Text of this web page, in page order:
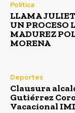
Política
LLAMA
UN PROCESO
MADUREZ
MORENA
Deportes
Clausura
Gutiérrez
Vacacional